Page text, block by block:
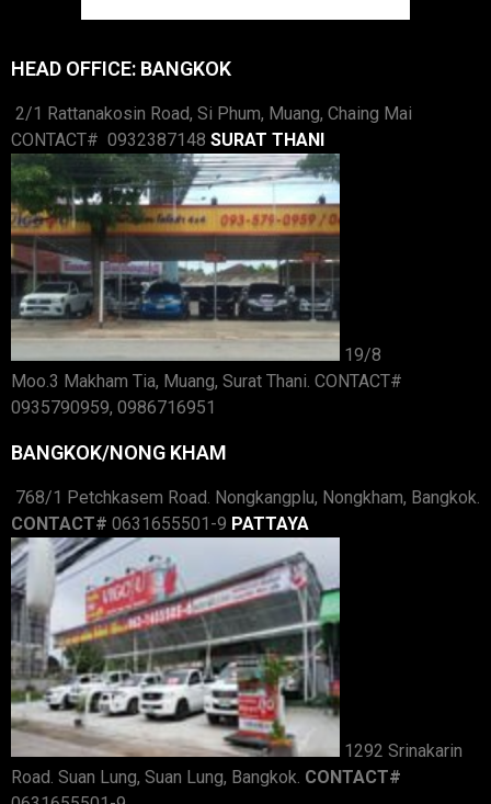
HEAD OFFICE: BANGKOK
2/1 Rattanakosin Road, Si Phum, Muang, Chaing Mai
CONTACT# 0932387148 SURAT THANI
19/8
Moo.3 Makham Tia, Muang, Surat Thani. CONTACT#
0935790959, 0986716951
BANGKOK/NONG KHAM
768/1 Petchkasem Road. Nongkangplu, Nongkham, Bangkok.
CONTACT# 0631655501-9 PATTAYA
1292 Srinakarin
Road. Suan Lung, Suan Lung, Bangkok. CONTACT#